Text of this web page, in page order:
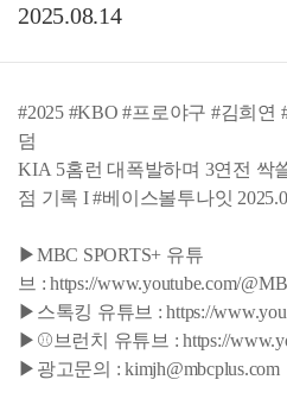
2025.08.14
#2025 #KBO #프로야구 #김희연
덤
KIA 5홈런 대폭발하며 3연전 싹
점 기록 I #베이스볼투나잇
▶MBC SPORTS+ 유튜
브 : https://www.youtube.com/
▶스톡킹 유튜브 : https://
▶⚾브런치 유튜브 : https://
▶광고문의 : kimjh@mbcplus.com